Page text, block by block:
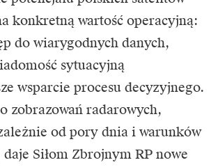
konkretną wartość operacyjną:
do wiarygodnych danych,
sytuacyjną
wsparcie procesu decyzyjnego.
zobrazowań radarowych,
od pory dnia i warunków
Siłom Zbrojnym RP nowe